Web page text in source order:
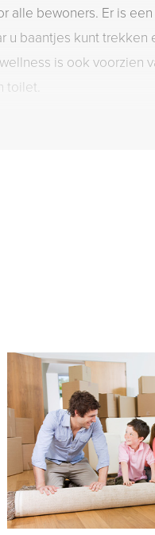
alle bewoners. Er is
u baantjes kunt trekken
is ook voorzien
toilet.
heeft een
geopend kan
berging van 10 m2,
Energielabel B.
muurisolatie. Het